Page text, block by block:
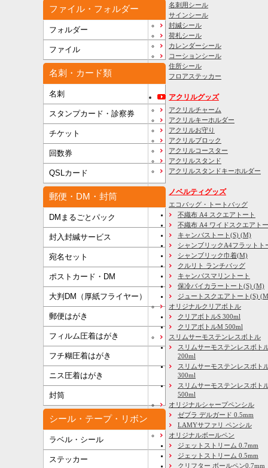
ファイル・フォルダー
フォルダー
ファイル
名刺・カード類
名刺
スタンプカード・診察券
チケット
回数券
QSLカード
郵便・DM・封筒
DMまるごとパック
封入封緘サービス
宛名セット
ポストカード・DM
大判DM（厚紙フライヤー）
郵便はがき
フィルム圧着はがき
フチ糊圧着はがき
ニス圧着はがき
封筒
シール・テープ・リボン
ラベル・シール
ステッカー
名刺用シール
サインシール
封緘シール
荷札シール
カレンダーシール
コーションシール
住所シール
フロアステッカー
アクリルグッズ
アクリルチャーム
アクリルキーホルダー
アクリルお守り
アクリルブロック
アクリルコースター
アクリルスタンド
アクリルスタンドキーホルダー
ノベルティグッズ
エコバッグ・トートバッグ
不織布 A4 スクエアトート
不織布 A4 ワイドスクエアト
キャンバストート(S) (M)
シャンブリックA4フラットト
シャンブリック巾着(M)
クルリト ランチバッグ
キャンバスマリントート
保冷バイカラートート(S) (M)
ジュートスクエアトート(S)
オリジナルクリアボトル
クリアボトルS 300ml
クリアボトルM 500ml
スリムサーモステンレスボトル
スリムサーモステンレスボト
200ml
スリムサーモステンレスボト
300ml
スリムサーモステンレスボト
500ml
オリジナルシャープペンシル
ゼブラ デルガード 0.5mm
LAMYサファリ ペンシル
オリジナルボールペン
ジェットストリーム 0.7mm
ジェットストリーム 0.5mm
クリフター ボールペン0.7mm